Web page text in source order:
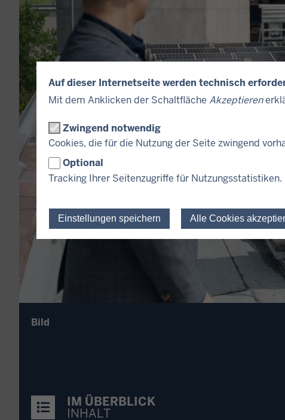
Auf dieser Internetseite werden technisch
Mit dem Anklicken der Schaltfläche Akzeptieren
Zwingend notwendig
Cookies, die für die Nutzung der Seite zwingend
Optional
Tracking Ihrer Seitenzugriffe für Nutzungsstatistiken.
Einstellungen speichern Alle Cookies
Bild
IM ÜBERBLICK
INHALT